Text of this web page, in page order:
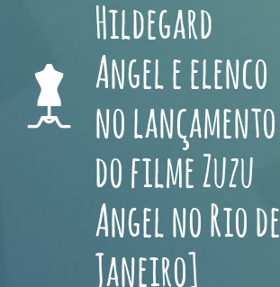
Hildegard
Angel e elenco
no lançamento
do filme Zuzu
Angel no Rio de
Janeiro]